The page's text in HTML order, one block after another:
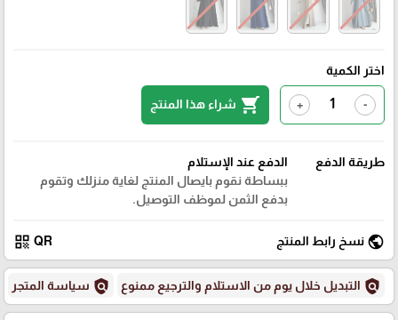
اختر الكمية
-
+
shopping_cart شراء هذا المنتج
طريقة الدفع
الدفع عند الإستلام
ببساطة نقوم بايصال المنتج لغاية منزلك وتقوم
بدفع الثمن لموظف التوصيل.
public نسخ رابط المنتج QR
qr_code
policy التبديل خلال يوم من الاستلام والترجيع ممنوع policy سياسة المتجر